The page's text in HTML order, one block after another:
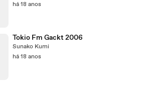
há 18 anos
Tokio Fm Gackt 2006
Sunako Kumi
há 18 anos